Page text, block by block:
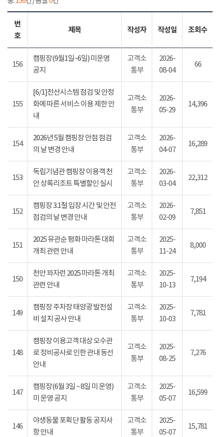
번
호
제목 작성자 작성일 조회수
156
캠핑장(9월1일~6일) 미운영
공지
고객소
통부
2026-
08-04
66
155
[6/1]전산시스템 점검 및 안정
화에 따른 서비스 이용 제한 안
내
고객소
통부
2026-
05-29
14,396
154
2026년 5월 캠핑장 안점 점검
의 날 변경 안내
고객소
통부
2026-
04-07
16,289
153
독립기념관 캠핑장 이용객 천
안 상록리조트 특별할인 실시
고객소
통부
2026-
03-04
22,312
152
캠핑장 3.1절 입장 시간 및 안전
점검의 날 변경 안내
고객소
통부
2026-
02-09
7,851
151
2025 유관순 평화 마라톤 대회
개최 관련 안내
고객소
통부
2025-
11-24
8,000
150
천안 꽈자런 2025 마라톤 개최
관련 안내
고객소
통부
2025-
10-13
7,194
149
캠핑장 주차장 태양광 발전설
비 설치 공사 안내
고객소
통부
2025-
10-03
7,781
148
캠핑장 이용고객 대상 오수관
로 정비공사로 인한 관내 동선
안내
고객소
통부
2025-
08-25
7,276
147
캠핑장(6월 3일 ~ 8일 미 운영)
미 운영 공지
고객소
통부
2025-
05-07
16,599
146
야생동물 포획단 활동 공지사
항 안내
고객소
통부
2025-
05-07
15,781